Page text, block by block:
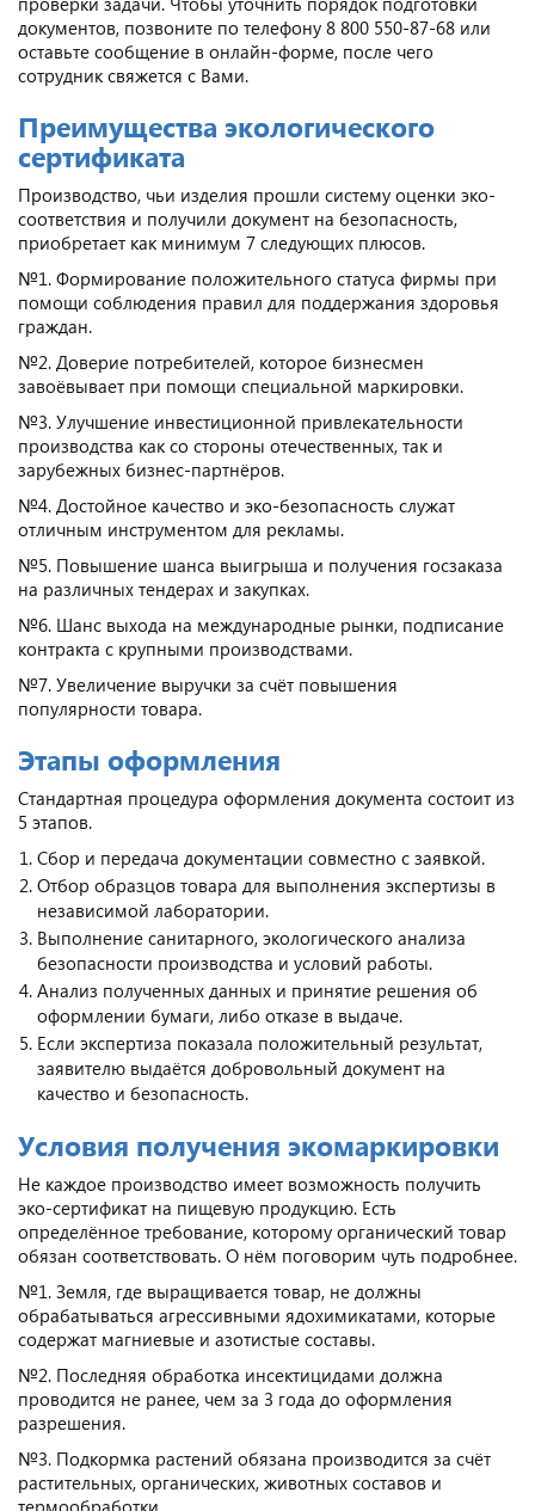
документов, позвоните по телефону 8 800 550-87-68 или
оставьте сообщение в онлайн-форме, после чего
сотрудник свяжется с Вами.
Преимущества экологического
сертификата
Производство, чьи изделия прошли систему оценки эко-
соответствия и получили документ на безопасность,
приобретает как минимум 7 следующих плюсов.
№1. Формирование положительного статуса фирмы при
помощи соблюдения правил для поддержания здоровья
граждан.
№2. Доверие потребителей, которое бизнесмен
завоёвывает при помощи специальной маркировки.
№3. Улучшение инвестиционной привлекательности
производства как со стороны отечественных, так и
зарубежных бизнес-партнёров.
№4. Достойное качество и эко-безопасность служат
отличным инструментом для рекламы.
№5. Повышение шанса выигрыша и получения госзаказа
на различных тендерах и закупках.
№6. Шанс выхода на международные рынки, подписание
контракта с крупными производствами.
№7. Увеличение выручки за счёт повышения
популярности товара.
Этапы оформления
Стандартная процедура оформления документа состоит из
5 этапов.
Сбор и передача документации совместно с заявкой.
Отбор образцов товара для выполнения экспертизы в
независимой лаборатории.
Выполнение санитарного, экологического анализа
безопасности производства и условий работы.
Анализ полученных данных и принятие решения об
оформлении бумаги, либо отказе в выдаче.
Если экспертиза показала положительный результат,
заявителю выдаётся добровольный документ на
качество и безопасность.
Условия получения экомаркировки
Не каждое производство имеет возможность получить
эко-сертификат на пищевую продукцию. Есть
определённое требование, которому органический товар
обязан соответствовать. О нём поговорим чуть подробнее.
№1. Земля, где выращивается товар, не должны
обрабатываться агрессивными ядохимикатами, которые
содержат магниевые и азотистые составы.
№2. Последняя обработка инсектицидами должна
проводится не ранее, чем за 3 года до оформления
разрешения.
№3. Подкормка растений обязана производится за счёт
растительных, органических, животных составов и
термообработки.